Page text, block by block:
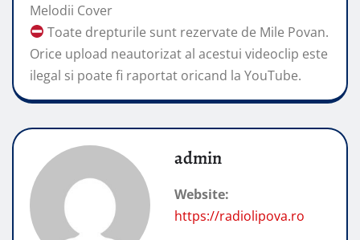
Melodii Cover
Toate drepturile sunt rezervate de Mile Povan.
Orice upload neautorizat al acestui videoclip este
ilegal si poate fi raportat oricand la YouTube.
admin
Website:
https://radiolipova.ro